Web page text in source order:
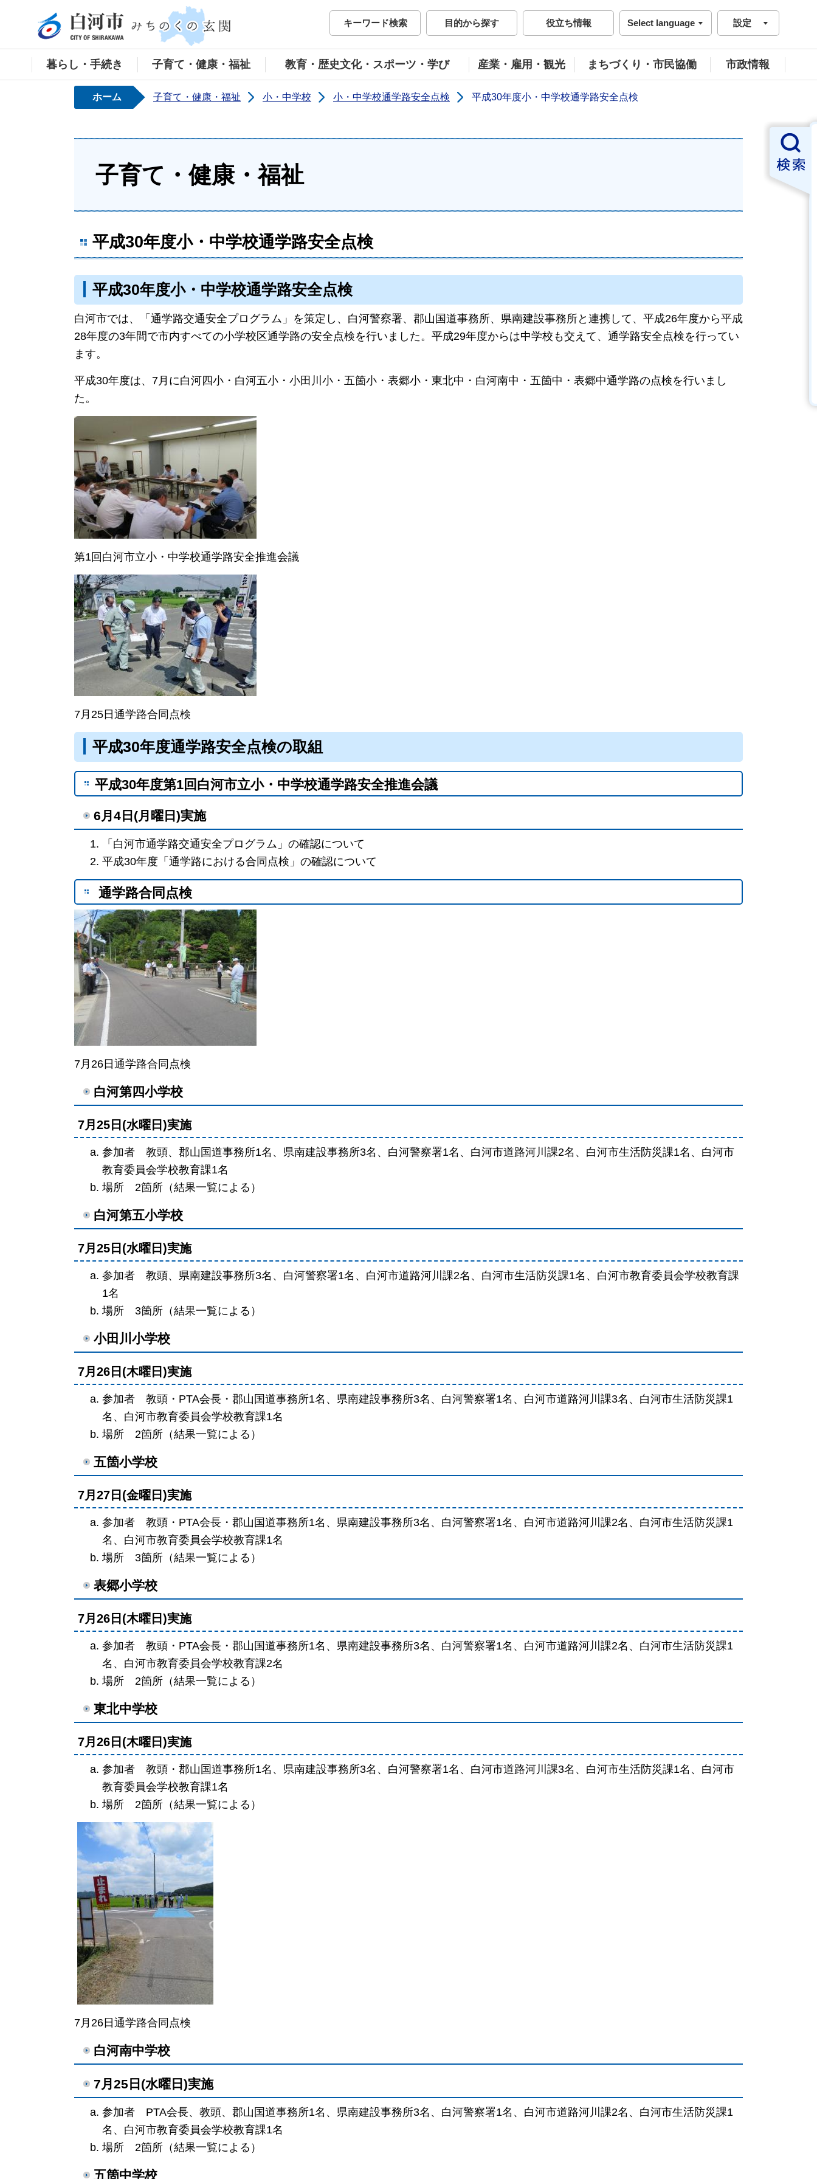
白河市公式ホームページ
キーワード検索
目的から探す 役立ち情報 Select language 設定
暮らし・手続き 子育て・健康・福祉 教育・歴史文化・スポーツ・学び 産業・雇用・観光 まちづくり・市民協働 市政情報
ホーム 子育て・健康・福祉 小・中学校 小・中学校通学路安全点検 平成30年度小・中学校通学路安全点検
子育て・健康・福祉
平成30年度小・中学校通学路安全点検
平成30年度小・中学校通学路安全点検
白河市では、「通学路交通安全プログラム」を策定し、白河警察署、郡山国道事務所、県南建設事務所と連携して、平成26年度から平成
28年度の3年間で市内すべての小学校区通学路の安全点検を行いました。平成29年度からは中学校も交えて、通学路安全点検を行ってい
ます。
平成30年度は、7月に白河四小・白河五小・小田川小・五箇小・表郷小・東北中・白河南中・五箇中・表郷中通学路の点検を行いまし
た。
第1回白河市立小・中学校通学路安全推進会議
7月25日通学路合同点検
平成30年度通学路安全点検の取組
平成30年度第1回白河市立小・中学校通学路安全推進会議
6月4日(月曜日)実施
「白河市通学路交通安全プログラム」の確認について
平成30年度「通学路における合同点検」の確認について
通学路合同点検
7月26日通学路合同点検
白河第四小学校
7月25日(水曜日)実施
参加者 教頭、郡山国道事務所1名、県南建設事務所3名、白河警察署1名、白河市道路河川課2名、白河市生活防災課1名、白河市
教育委員会学校教育課1名
場所 2箇所（結果一覧による）
白河第五小学校
7月25日(水曜日)実施
参加者 教頭、県南建設事務所3名、白河警察署1名、白河市道路河川課2名、白河市生活防災課1名、白河市教育委員会学校教育課
1名
場所 3箇所（結果一覧による）
小田川小学校
7月26日(木曜日)実施
参加者 教頭・PTA会長・郡山国道事務所1名、県南建設事務所3名、白河警察署1名、白河市道路河川課3名、白河市生活防災課1
名、白河市教育委員会学校教育課1名
場所 2箇所（結果一覧による）
五箇小学校
7月27日(金曜日)実施
参加者 教頭・PTA会長・郡山国道事務所1名、県南建設事務所3名、白河警察署1名、白河市道路河川課2名、白河市生活防災課1
名、白河市教育委員会学校教育課1名
場所 3箇所（結果一覧による）
表郷小学校
7月26日(木曜日)実施
参加者 教頭・PTA会長・郡山国道事務所1名、県南建設事務所3名、白河警察署1名、白河市道路河川課2名、白河市生活防災課1
名、白河市教育委員会学校教育課2名
場所 2箇所（結果一覧による）
東北中学校
7月26日(木曜日)実施
参加者 教頭・郡山国道事務所1名、県南建設事務所3名、白河警察署1名、白河市道路河川課3名、白河市生活防災課1名、白河市
教育委員会学校教育課1名
場所 2箇所（結果一覧による）
7月26日通学路合同点検
白河南中学校
7月25日(水曜日)実施
参加者 PTA会長、教頭、郡山国道事務所1名、県南建設事務所3名、白河警察署1名、白河市道路河川課2名、白河市生活防災課1
名、白河市教育委員会学校教育課1名
場所 2箇所（結果一覧による）
五箇中学校